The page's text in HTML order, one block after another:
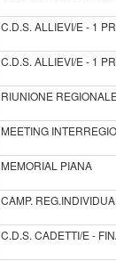
C.D.S. ALLIEVI/E - 1
C.D.S. ALLIEVI/E - 1
RIUNIONE
MEETING
MEMORIAL PIANA
CAMP.
C.D.S. CADETTI/E -